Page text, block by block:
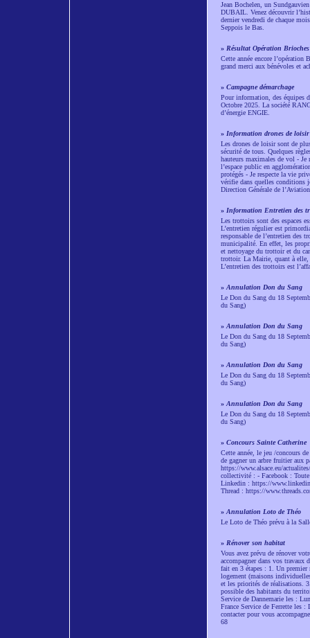
Jean Bochelen, un
DUBAIL. Venez découvrir
dernier vendredi de chaque
Seppois le Bas.
» Résultat Opération Brioches
Cette année encore
grand merci aux bénévoles et
» Campagne démarchage
Pour information, des équipes
Octobre 2025. La société
d’énergie ENGIE.
» Information drones de loisir
Les drones de loisir sont de
sécurité de tous. Quelques
hauteurs maximales de vol - Je
l’espace public en
protégés - Je respecte la vie
vérifie dans quelles conditions
Direction Générale de
» Information Entretien des
Les trottoirs sont des espaces
L’entretien régulier est
responsable de l’entretien des
municipalité. En effet, les
et nettoyage du trottoir et du
trottoir. La Mairie, quant à elle,
L’entretien des trottoirs est
» Annulation Don du Sang
Le Don du Sang du 18
du Sang)
» Annulation Don du Sang
Le Don du Sang du 18
du Sang)
» Annulation Don du Sang
Le Don du Sang du 18
du Sang)
» Annulation Don du Sang
Le Don du Sang du 18
du Sang)
» Concours Sainte Catherine
Cette année, le jeu /concours
de gagner un arbre fruitier aux
https://www.alsace.eu/
collectivité : - Facebook :
Linkedin : https://
Thread : https://
» Annulation Loto de Théo
Le Loto de Théo prévu à la
» Rénover son habitat
Vous avez prévu de rénover
accompagner dans vos travaux
fait en 3 étapes : 1. Un premier
logement (maisons
et les priorités de réalisations.
possible des habitants du
Service de Dannemarie les :
France Service de Ferrette les
contacter pour vous
68